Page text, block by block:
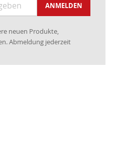
Corporate Identity (CI)
& MasterCard (inkl.
SOFORT-Überweisung
unser "neuer"
Einfach
ANMELDEN
neuen Produkte,
Abmeldung jederzeit